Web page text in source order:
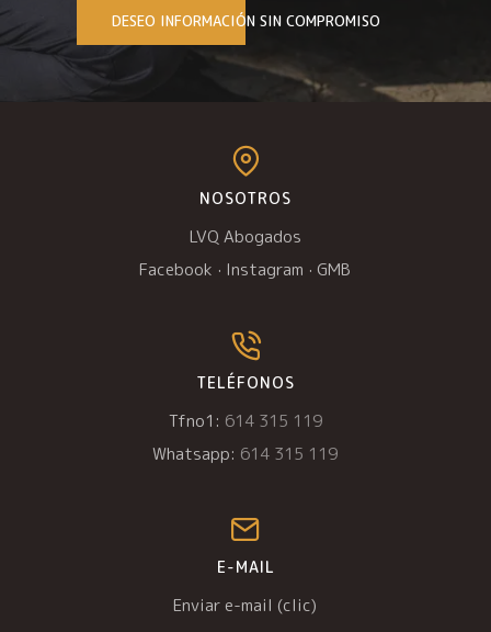
DESEO INFORMACIÓN SIN COMPROMISO
NOSOTROS
LVQ Abogados
Facebook · Instagram · GMB
TELÉFONOS
Tfno1: 614 315 119
Whatsapp: 614 315 119
E-MAIL
Enviar e-mail (clic)